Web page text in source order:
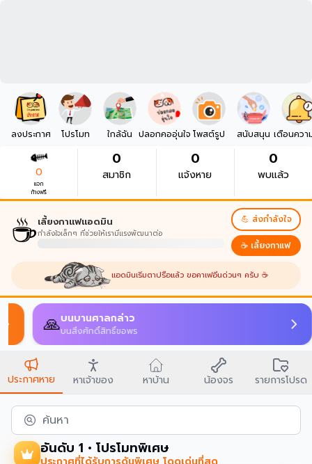
ลงประกาศ โปรโมท ใกล้ฉัน ปลอกคออุ่นใจ โพสต์รูป สนับสนุน เตือนควา
0
แจก
ก้างฟรี
0
สมาชิก
0
แจ้งหาย
0
พบแล้ว
☕เลี้ยงกาแฟแอดมิน
กำลังใจเล็กๆ ที่ช่วยให้เรามีแรงพัฒนาต่อ
💪 ส่งกำลังใจ
☕ เลี้ยงกาแฟ
แอดมินเริ่มตาปรือแล้ว ขอคาเฟอีนด่วนๆ ครับ ☕
🙏บนบานศาลกล่าว
บนสิ่งศักดิ์สิทธิ์ขอพร
ประกาศหาย หาเจ้าของ หาบ้าน น้องจร รายการโปรด
ค้นหา
อันดับ 1 • โปรโมทพิเศษ